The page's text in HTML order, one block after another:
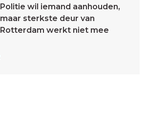
Politie wil iemand aanhouden,
maar sterkste deur van
Rotterdam werkt niet mee